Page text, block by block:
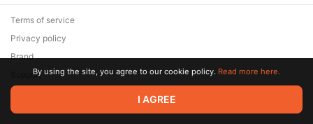
© 2026 Zaya Solutions Limited. All rights reserved. All trademarks
are the property of their respective owners.
Terms of service
Privacy policy
Brand
SupportBy using the site, you agree to our cookie policy. Read more here.
I AGREE